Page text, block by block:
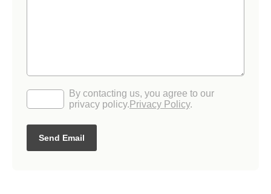
By contacting us, you agree to our
privacy policy. Privacy Policy.
Send Email